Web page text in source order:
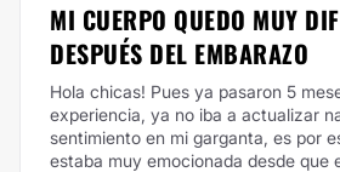
MI CUERPO QUEDO MUY
DESPUÉS DEL EMBARAZO
Hola chicas! Pues ya pasaron 5
experiencia, ya no iba a actualizar
sentimiento en mi garganta, es por
estaba muy emocionada desde que